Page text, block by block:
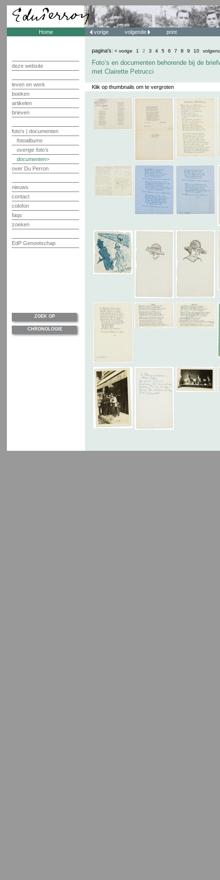
Home
deze website
leven en werk
boeken
artikelen
brieven
foto's | documenten
fotoalbums
overige foto's
documenten
over Du Perron
nieuws
contact
colofon
faqs
zoeken
EdP Genootschap
vorige volgende print
pagina's: < vorige 1 2 3 4 5 6 7 8 9 10
Foto’s en documenten behorende bij de
met Clairette Petrucci
Klik op thumbnails om te vergroten
ZOEK OP
CHRONOLOGIE